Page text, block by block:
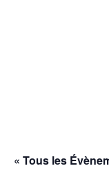
« Tous les